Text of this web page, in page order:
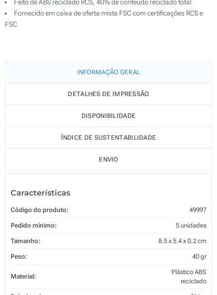
Feito de ABS reciclado RCS, 40% de conteúdo reciclado total
Fornecido em caixa de oferta mista FSC com certificações RCS e
FSC
INFORMAÇÃO GERAL
DETALHES DE IMPRESSÃO
DISPONIBILIDADE
ÍNDICE DE SUSTENTABILIDADE
ENVIO
Características
Código do produto: 49997
Pedido mínimo: 5 unidades
Tamanho: 8.5 x 5.4 x 0.2 cm
Peso: 40 gr
Material:
Plástico ABS
reciclado